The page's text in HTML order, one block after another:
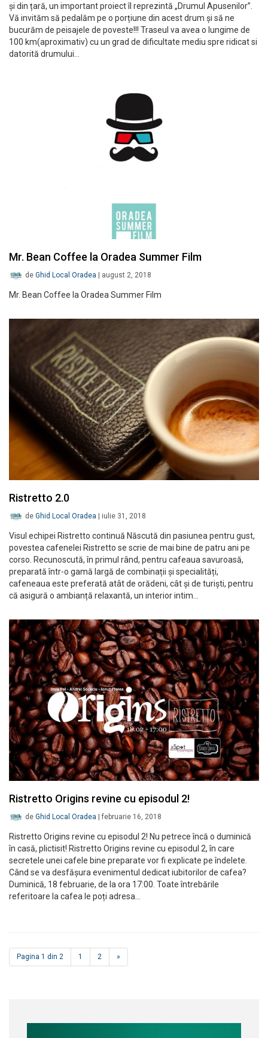
și din țară, un important proiect îl reprezintă „Drumul Apusenilor”.
Vă invităm să pedalăm pe o porțiune din acest drum și să ne
bucurăm de peisajele de poveste!!! Traseul va avea o lungime de
100 km(aproximativ) cu un grad de dificultate mediu spre ridicat si
datorită drumului…
Mr. Bean Coffee la Oradea Summer Film
de Ghid Local Oradea august 2, 2018
Mr. Bean Coffee la Oradea Summer Film
Ristretto 2.0
de Ghid Local Oradea iulie 31, 2018
Visul echipei Ristretto continuă Născută din pasiunea pentru gust,
povestea cafenelei Ristretto se scrie de mai bine de patru ani pe
corso. Recunoscută, în primul rând, pentru cafeaua savuroasă,
preparată într-o gamă largă de combinații și specialități,
cafeneaua este preferată atât de orădeni, cât și de turiști, pentru
că asigură o ambianță relaxantă, un interior intim…
Ristretto Origins revine cu episodul 2!
de Ghid Local Oradea februarie 16, 2018
Ristretto Origins revine cu episodul 2! Nu petrece încă o duminică
în casă, plictisit! Ristretto Origins revine cu episodul 2, în care
secretele unei cafele bine preparate vor fi explicate pe îndelete.
Când se va desfășura evenimentul dedicat iubitorilor de cafea?
Duminică, 18 februarie, de la ora 17:00. Toate întrebările
referitoare la cafea le poți adresa…
Pagina 1 din 2 1 2 »